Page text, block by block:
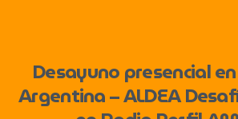
Desayunopresencialen
Argentina–ALDEA